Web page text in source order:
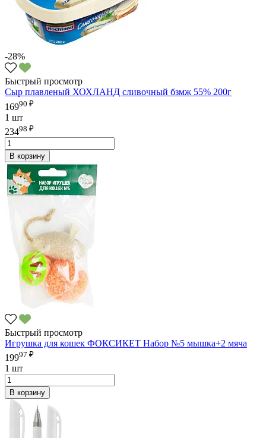
-28%
Быстрый просмотр
Сыр плавленый ХОХЛАНД сливочный бзмж 55% 200г
16990 ₽
1 шт
23498 ₽
В корзину
Быстрый просмотр
Игрушка для кошек ФОКСИКЕТ Набор №5 мышка+2 мяча
19997 ₽
1 шт
В корзину